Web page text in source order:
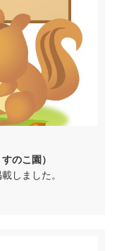
のこ園）
しました。